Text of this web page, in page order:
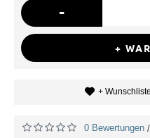
-
+
+ Wunschliste
0 Bewertungen /